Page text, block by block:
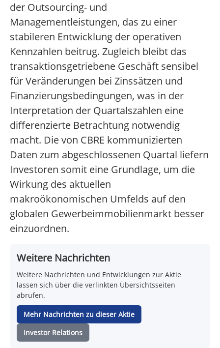
der Outsourcing- und
Managementleistungen, das zu einer
stabileren Entwicklung der operativen
Kennzahlen beitrug. Zugleich bleibt das
transaktionsgetriebene Geschäft sensibel
für Veränderungen bei Zinssätzen und
Finanzierungsbedingungen, was in der
Interpretation der Quartalszahlen eine
differenzierte Betrachtung notwendig
macht. Die von CBRE kommunizierten
Daten zum abgeschlossenen Quartal liefern
Investoren somit eine Grundlage, um die
Wirkung des aktuellen
makroökonomischen Umfelds auf den
globalen Gewerbeimmobilienmarkt besser
einzuordnen.
Weitere Nachrichten
Weitere Nachrichten und Entwicklungen zur Aktie
lassen sich über die verlinkten Übersichtsseiten
abrufen.
Mehr Nachrichten zu dieser Aktie
Investor Relations